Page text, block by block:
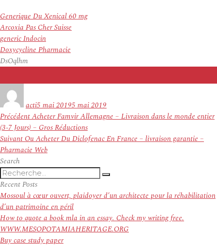
Generique Du Xenical 60 mg
Arcoxia Pas Cher Suisse
generic Indocin
Doxycycline Pharmacie
DsOqlhm
actile
5 mai 20195 mai 2019
Navigation
de
l’article
PrécédentArticle
précédent :
Acheter Famvir Allemagne – Livraison dans le monde entier
(3-7 Jours) – Gros Réductions
Suivant Article
suivant :
Ou Acheter Du Diclofenac En France – livraison garantie –
Pharmacie Web
Search
Recherche
pour
:
Recherche
Recent Posts
Mossoul à cœur ouvert, plaidoyer d’un architecte pour la réhabilitation
d’un patrimoine en péril
How to quote a book mla in an essay. Check my writing free.
WWW.MESOPOTAMIAHERITAGE.ORG
Buy case study paper